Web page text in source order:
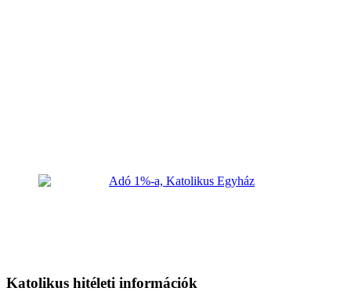
Katolikus hitéleti információk